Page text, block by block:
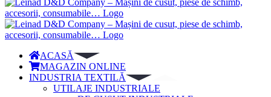
ACASĂ
MAGAZIN ONLINE
INDUSTRIA TEXTILĂ
UTILAJE INDUSTRIALE